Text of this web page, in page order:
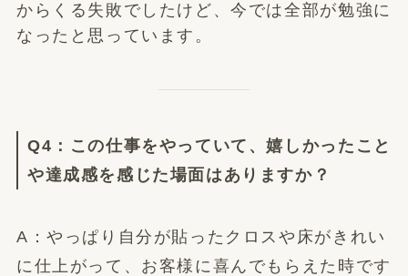
からくる失敗でしたけど、今では全部が勉強に
なったと思っています。
Q4：この仕事をやっていて、嬉しかったこと
や達成感を感じた場面はありますか？
A：やっぱり自分が貼ったクロスや床がきれい
に仕上がって、お客様に喜んでもらえた時です